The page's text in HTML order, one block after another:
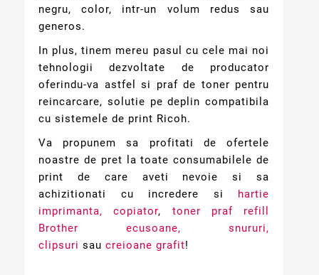
negru, color, intr-un volum redus sau
generos.
In plus, tinem mereu pasul cu cele mai noi
tehnologii dezvoltate de producator
oferindu-va astfel si praf de toner pentru
reincarcare, solutie pe deplin compatibila
cu sistemele de print Ricoh.
Va propunem sa profitati de ofertele
noastre de pret la toate consumabilele de
print de care aveti nevoie si sa
achizitionati cu incredere si
hartie
imprimanta, copiator, toner praf refill
Brother
ecusoane, snururi,
clipsuri sau creioane grafit!